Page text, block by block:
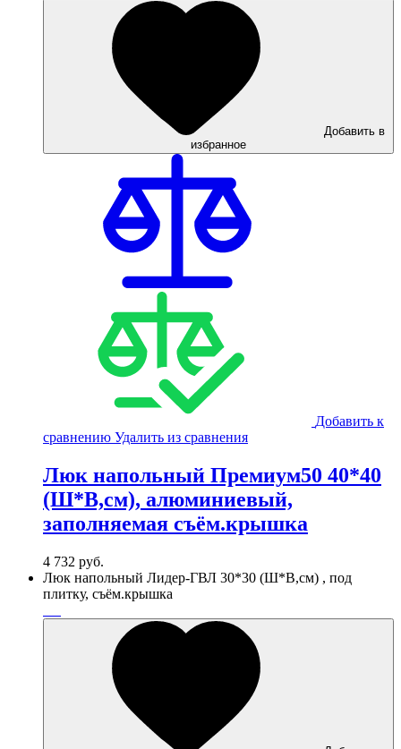
Добавить в
избранное
Добавить к
сравнению Удалить из сравнения
Люк напольный Премиум50 40*40
(Ш*В,см), алюминиевый,
заполняемая съём.крышка
4 732 руб.
Люк напольный Лидер-ГВЛ 30*30 (Ш*В,см) , под
плитку, съём.крышка